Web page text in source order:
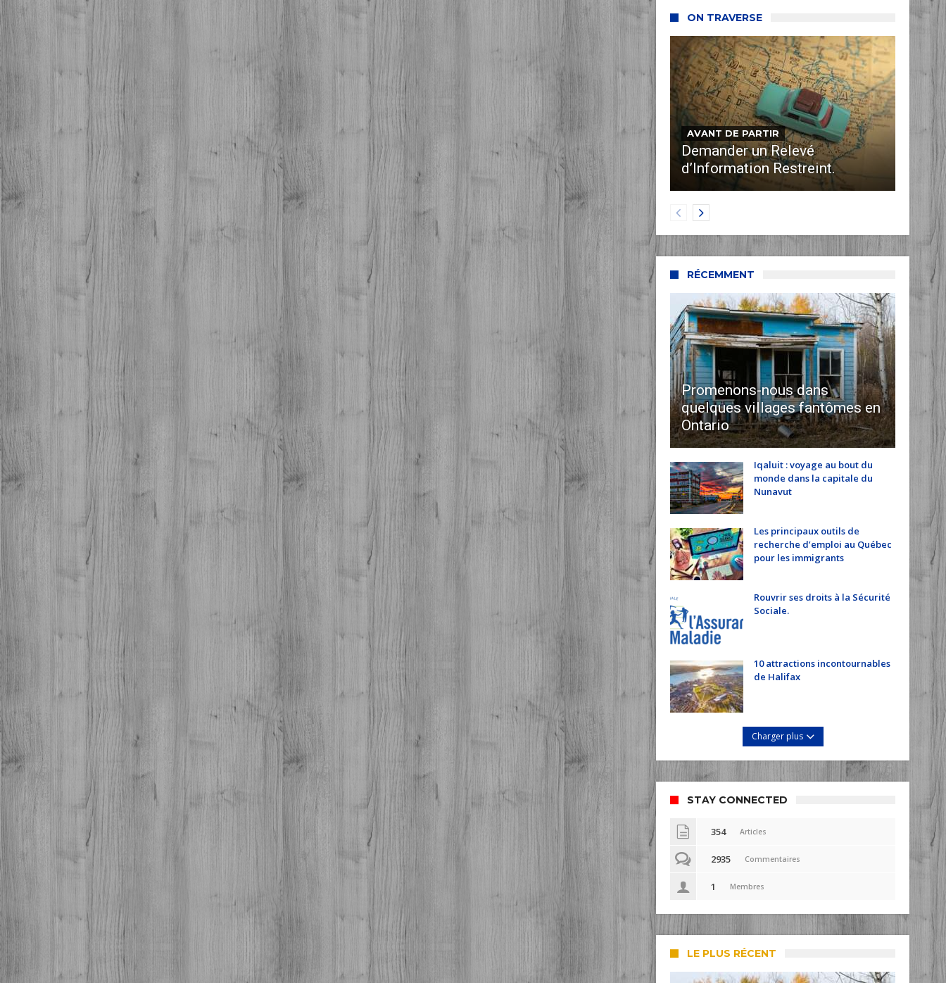
ON TRAVERSE
AVANT DE PARTIR
Demander un Relevé
d’Information Restreint.
RÉCEMMENT
Promenons-nous dans
quelques villages fantômes en
Ontario
Iqaluit : voyage au bout du
monde dans la capitale du
Nunavut
Les principaux outils de
recherche d’emploi au Québec
pour les immigrants
Rouvrir ses droits à la Sécurité
Sociale.
10 attractions incontournables
de Halifax
Charger plus
STAY CONNECTED
354 Articles
2935 Commentaires
1 Membres
LE PLUS RÉCENT